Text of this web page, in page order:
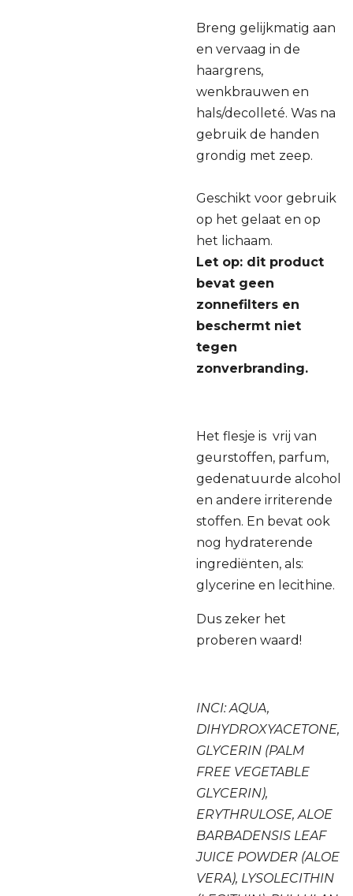
Breng gelijkmatig aan
en vervaag in de
haargrens,
wenkbrauwen en
hals/decolleté. Was na
gebruik de handen
grondig met zeep.
Geschikt voor gebruik
op het gelaat en op
het lichaam.
Let op: dit product
bevat geen
zonnefilters en
beschermt niet
tegen
zonverbranding.
Het flesje is vrij van
geurstoffen, parfum,
gedenatuurde alcohol
en andere irriterende
stoffen. En bevat ook
nog hydraterende
ingrediënten, als:
glycerine en lecithine.
Dus zeker het
proberen waard!
INCI: AQUA,
DIHYDROXYACETONE,
GLYCERIN (PALM
FREE VEGETABLE
GLYCERIN),
ERYTHRULOSE, ALOE
BARBADENSIS LEAF
JUICE POWDER (ALOE
VERA), LYSOLECITHIN